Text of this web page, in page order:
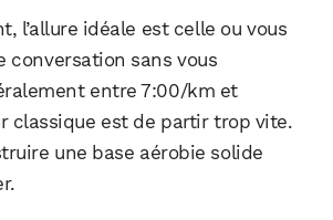
l’allure idéale est celle ou vous
conversation sans vous
entre 7:00/km et
classique est de partir trop vite.
une base aérobie solide